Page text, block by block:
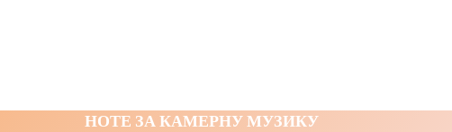
НОТЕ ЗА КАМЕРНУ МУЗИКУ